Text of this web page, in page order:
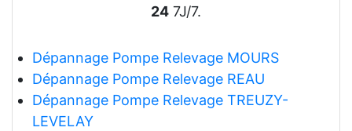
24 7J/7.
Dépannage Pompe Relevage MOURS
Dépannage Pompe Relevage REAU
Dépannage Pompe Relevage TREUZY-
LEVELAY